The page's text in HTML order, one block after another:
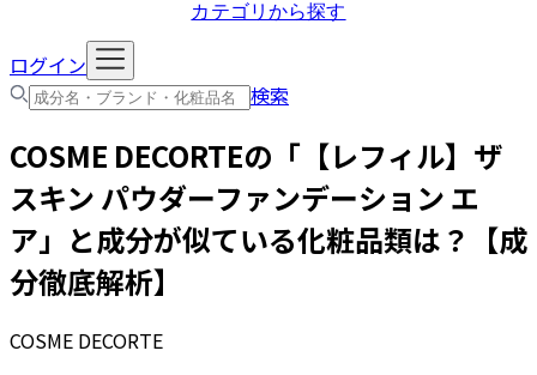
カテゴリから探す
ログイン
検索
COSME DECORTEの「 【レフィル】ザ
スキン パウダーファンデーション エ
ア 」と成分が似ている化粧品類は？【成
分徹底解析】
COSME DECORTE